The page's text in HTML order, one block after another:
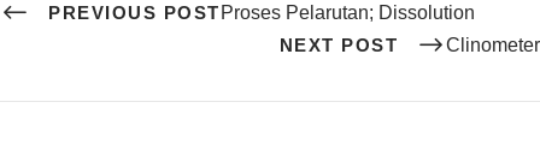
PREVIOUS POST Proses Pelarutan; Dissolution
NEXT POST
Clinometer